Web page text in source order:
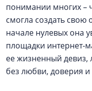
понимании многих –
смогла создать
начале нулевых она
площадки интернет-
ее жизненный девиз,
без любви, доверия и